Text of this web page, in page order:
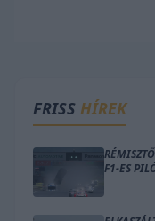
FRISS HÍREK
F1-ES